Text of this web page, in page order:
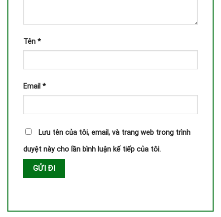
Tên *
Email *
Lưu tên của tôi, email, và trang web trong trình
duyệt này cho lần bình luận kế tiếp của tôi.